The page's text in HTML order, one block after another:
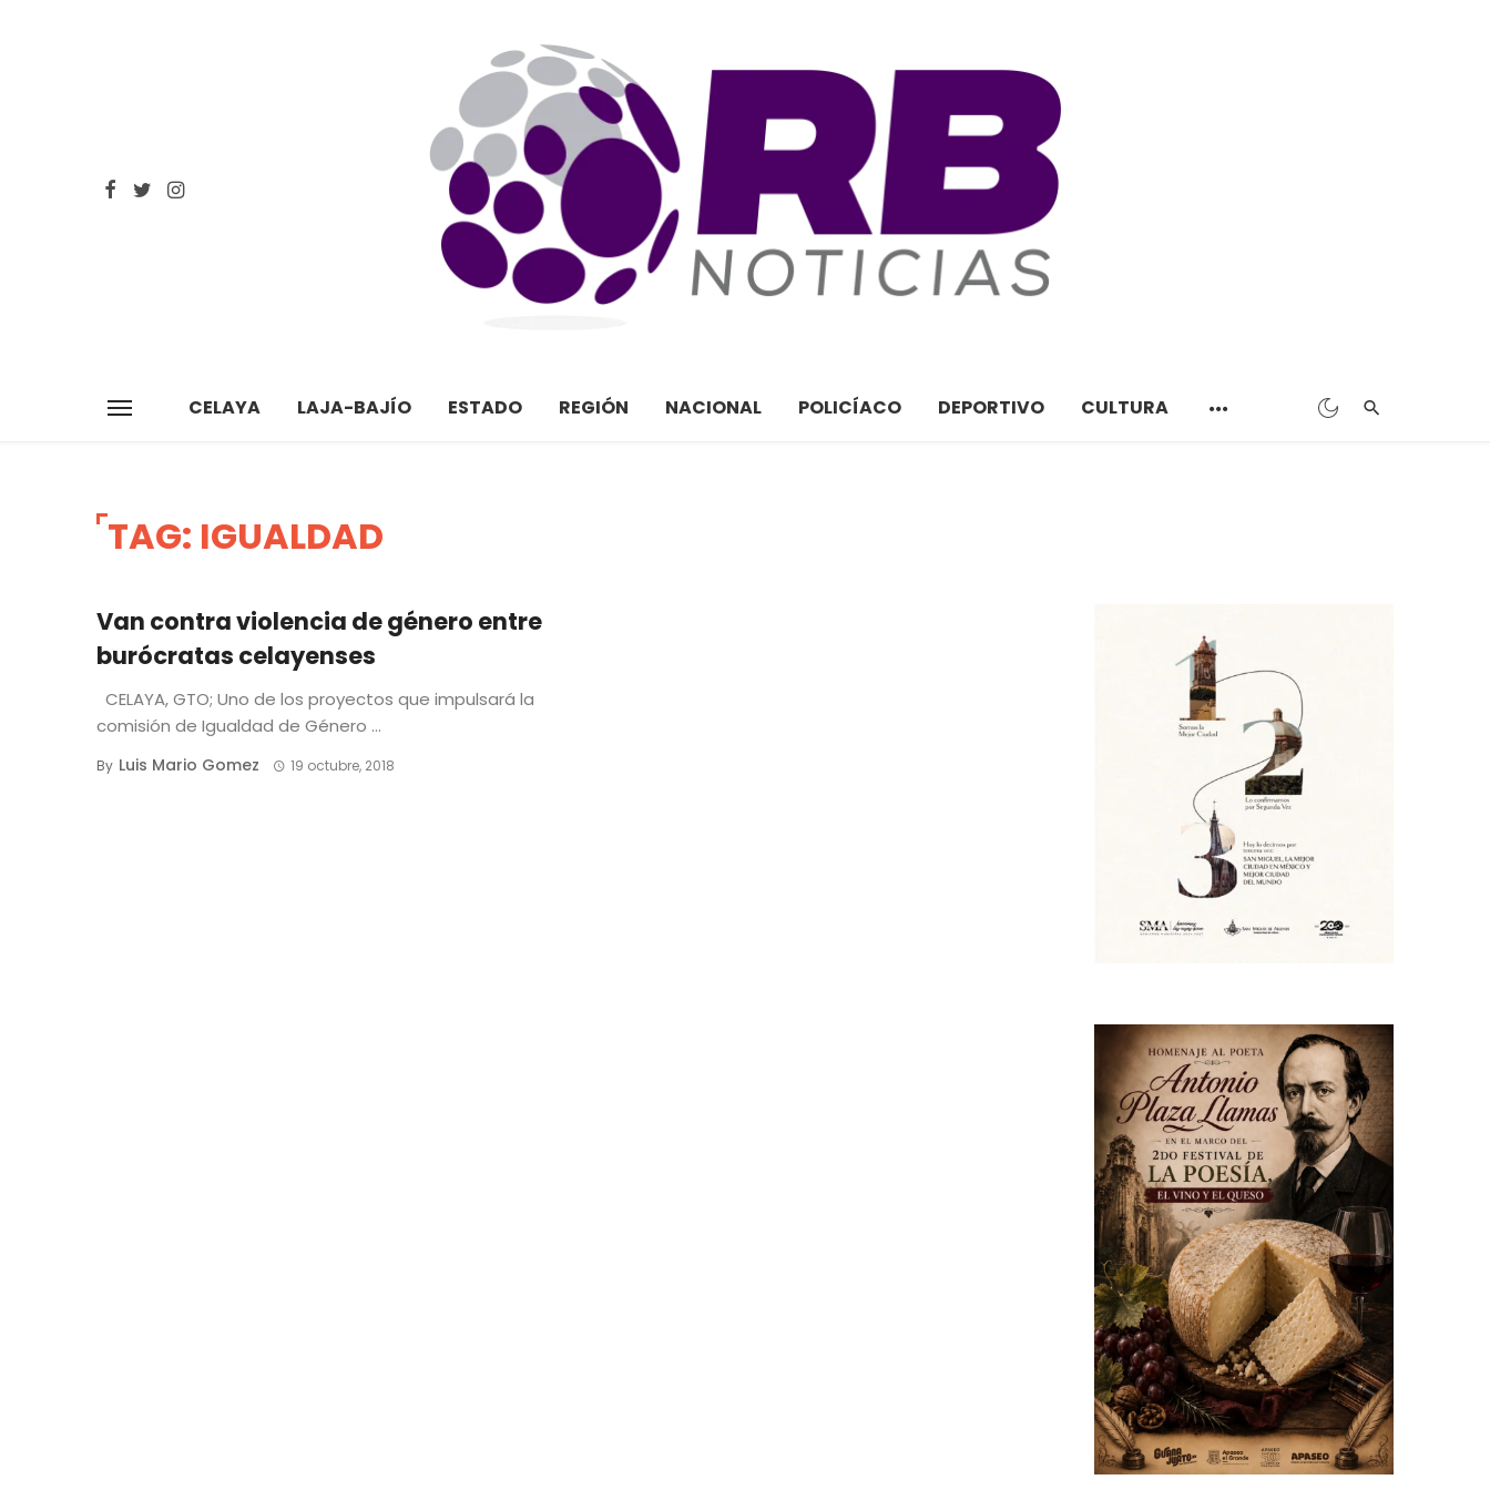
CELAYA LAJA-BAJÍO ESTADO REGIÓN NACIONAL POLICÍACO DEPORTIVO CULTURA
TAG: IGUALDAD
Van contra violencia de género entre
burócratas celayenses
CELAYA, GTO; Uno de los proyectos que impulsará la
comisión de Igualdad de Género ...
By Luis Mario Gomez 19 octubre, 2018